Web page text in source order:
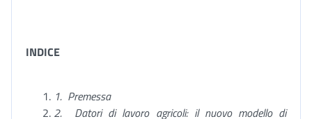
INDICE
1. Premessa
2. Datori di lavoro agricoli: il nuovo modello di